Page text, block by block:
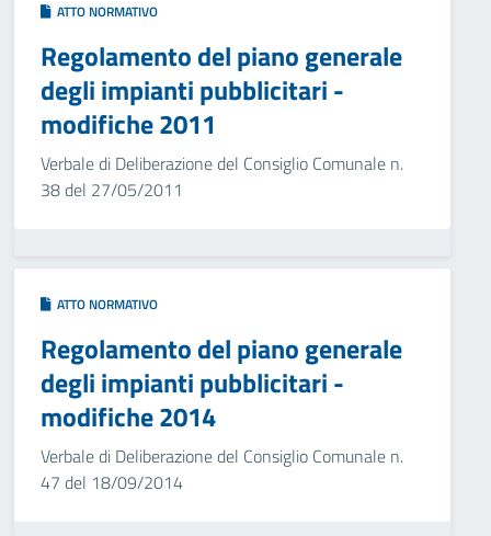
ATTO NORMATIVO
Regolamento del piano generale
degli impianti pubblicitari -
modifiche 2011
Verbale di Deliberazione del Consiglio Comunale n.
38 del 27/05/2011
ATTO NORMATIVO
Regolamento del piano generale
degli impianti pubblicitari -
modifiche 2014
Verbale di Deliberazione del Consiglio Comunale n.
47 del 18/09/2014